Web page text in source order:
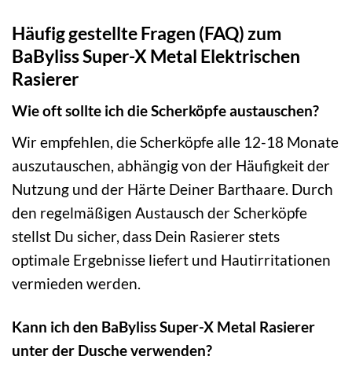
Häufig gestellte Fragen (FAQ) zum
BaByliss Super-X Metal Elektrischen
Rasierer
Wie oft sollte ich die Scherköpfe austauschen?
Wir empfehlen, die Scherköpfe alle 12-18 Monate
auszutauschen, abhängig von der Häufigkeit der
Nutzung und der Härte Deiner Barthaare. Durch
den regelmäßigen Austausch der Scherköpfe
stellst Du sicher, dass Dein Rasierer stets
optimale Ergebnisse liefert und Hautirritationen
vermieden werden.
Kann ich den BaByliss Super-X Metal Rasierer
unter der Dusche verwenden?